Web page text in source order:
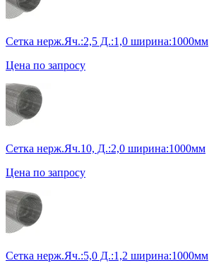
Сетка нерж.Яч.:2,5 Д.:1,0 ширина:1000мм
Цена по запросу
Сетка нерж.Яч.10, Д.:2,0 ширина:1000мм
Цена по запросу
Сетка нерж.Яч.:5,0 Д.:1,2 ширина:1000мм